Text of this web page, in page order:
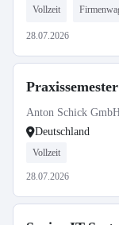
Vollzeit
28.07.2026
Praxissemester
Anton Schick
Deutschland
Vollzeit
28.07.2026